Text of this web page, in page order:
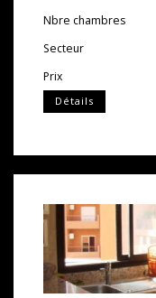
Nbre chambres
Secteur
Prix
Détails